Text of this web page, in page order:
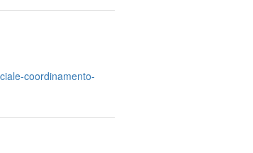
coordinamento-